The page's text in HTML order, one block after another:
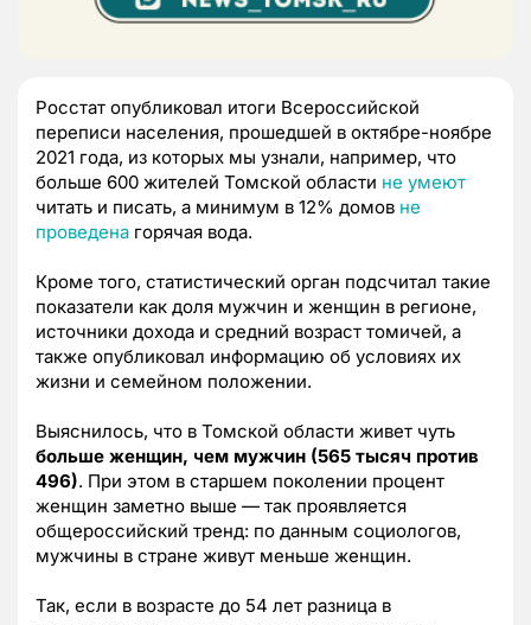
Росстат опубликовал итоги Всероссийской
переписи населения, прошедшей в октябре-ноябре
2021 года, из которых мы узнали, например, что
больше 600 жителей Томской области не умеют
читать и писать, а минимум в 12% домов не
проведена горячая вода.
Кроме того, статистический орган подсчитал такие
показатели как доля мужчин и женщин в регионе,
источники дохода и средний возраст томичей, а
также опубликовал информацию об условиях их
жизни и семейном положении.
Выяснилось, что в Томской области живет чуть
больше женщин, чем мужчин (565 тысяч против
496). При этом в старшем поколении процент
женщин заметно выше — так проявляется
общероссийский тренд: по данным социологов,
мужчины в стране живут меньше женщин.
Так, если в возрасте до 54 лет разница в